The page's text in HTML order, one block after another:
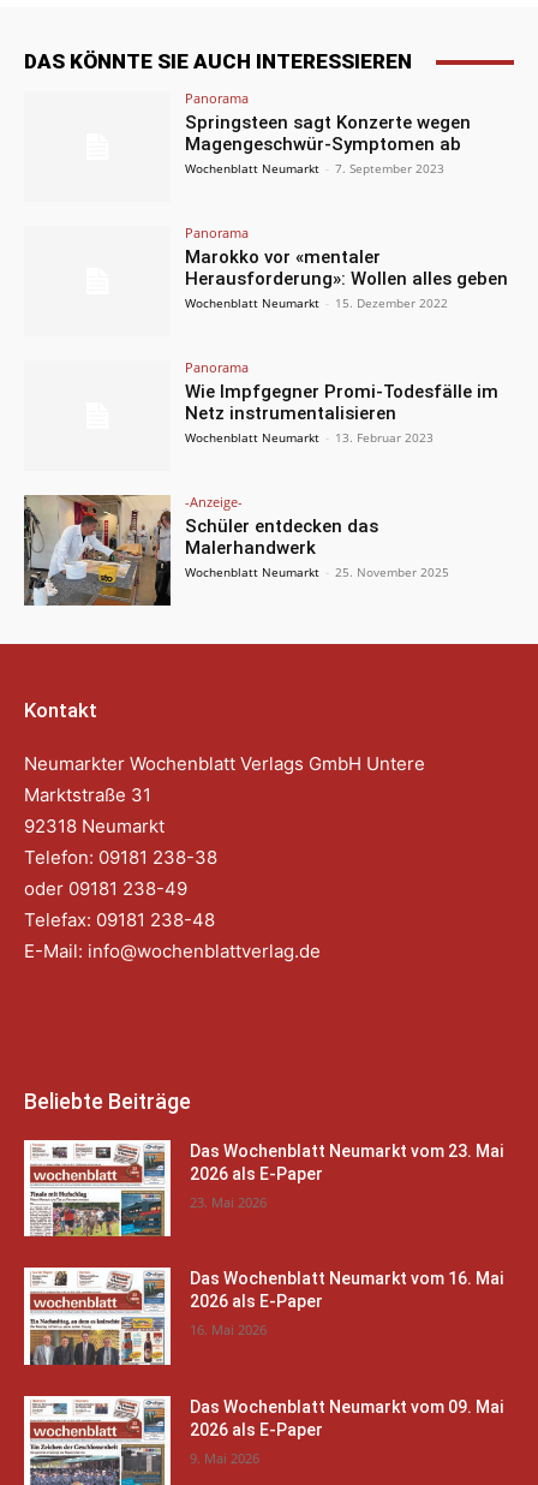
DAS KÖNNTE SIE AUCH INTERESSIEREN
Panorama
Springsteen sagt Konzerte wegen
Magengeschwür-Symptomen ab
Wochenblatt Neumarkt - 7. September 2023
Panorama
Marokko vor «mentaler
Herausforderung»: Wollen alles geben
Wochenblatt Neumarkt - 15. Dezember 2022
Panorama
Wie Impfgegner Promi-Todesfälle im
Netz instrumentalisieren
Wochenblatt Neumarkt - 13. Februar 2023
-Anzeige-
Schüler entdecken das
Malerhandwerk
Wochenblatt Neumarkt - 25. November 2025
Kontakt
Neumarkter Wochenblatt Verlags GmbH Untere
Marktstraße 31
92318 Neumarkt
Telefon: 09181 238-38
oder 09181 238-49
Telefax: 09181 238-48
E-Mail: info@wochenblattverlag.de
Beliebte Beiträge
Das Wochenblatt Neumarkt vom 23. Mai
2026 als E-Paper
23. Mai 2026
Das Wochenblatt Neumarkt vom 16. Mai
2026 als E-Paper
16. Mai 2026
Das Wochenblatt Neumarkt vom 09. Mai
2026 als E-Paper
9. Mai 2026